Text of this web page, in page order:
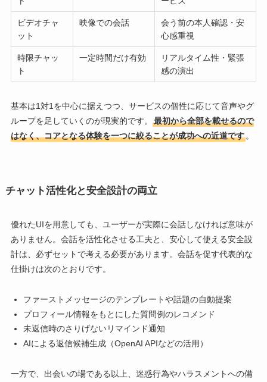
ビデオチャ
ット
映像での会話
会う前の本人確認・安
心感重視
時限チャッ
ト
一定時間だけ有効
リアルタイム性・緊張
感の演出
基本は1対1を中心に据えつつ、サービスの個性に応じて音声やグ
ループを足していくのが現実的です。
最初から全部を載せるので
はなく、コアとなる体験を一つに絞ることが成功への近道です。
チャット活性化と安全設計の両立
優れたUIを用意しても、ユーザーが実際に会話しなければ意味が
ありません。会話を活性化させる工夫と、安心して使える安全設
計は、必ずセットで考える必要があります。会話を促す代表的な
仕掛けは次のとおりです。
ファーストメッセージのテンプレートや話題の自動提案
プロフィール情報をもとにした質問例のレコメンド
未返信時のさりげないリマインド通知
AIによる返信候補生成（OpenAI APIなどの活用）
一方で、出会いの場である以上、迷惑行為やハラスメントへの備